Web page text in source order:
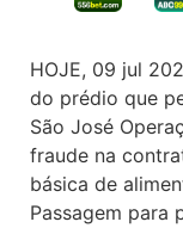
HOJE, 09 jul
do prédio que
São José
fraude na
básica de
Passagem para